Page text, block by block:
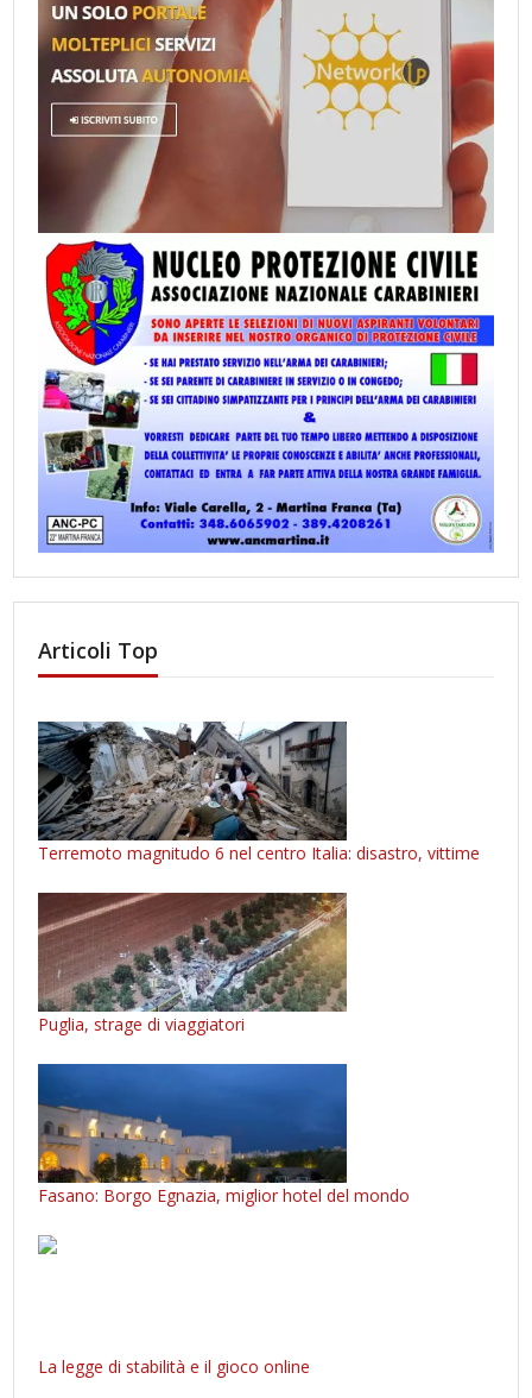
Articoli Top
Terremoto magnitudo 6 nel centro Italia: disastro, vittime
Puglia, strage di viaggiatori
Fasano: Borgo Egnazia, miglior hotel del mondo
La legge di stabilità e il gioco online